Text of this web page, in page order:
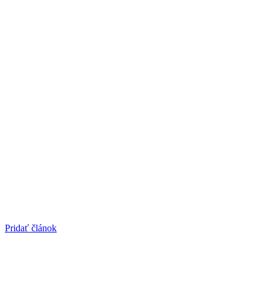
Pridať článok